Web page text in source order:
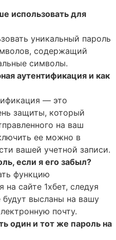
использовать для
уникальный пароль
содержащий
символы.
аутентификация и как
— это
защиты, который
на ваш
ее можно в
вашей учетной записи.
если я его забыл?
функцию
на сайте 1хбет, следуя
высланы на вашу
почту.
один и тот же пароль на